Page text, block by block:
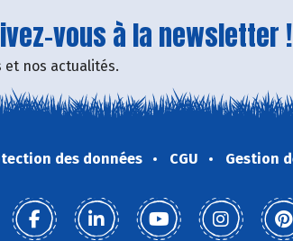
vous à la newsletter !
nos actualités.
des données CGU Gestion